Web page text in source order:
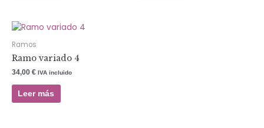
Ramos
Ramo variado 4
34,00 € IVA incluido
Leer más